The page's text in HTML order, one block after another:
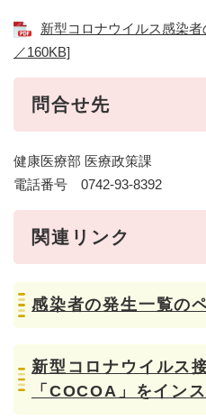
新型コロナウイルス感染
／160KB]
問合せ先
健康医療部 医療政策課
電話番号 0742-93-8392
関連リンク
感染者の発生一覧の
新型コロナウイルス
「COCOA」をイン